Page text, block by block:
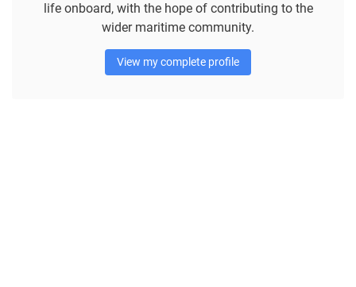
life onboard, with the hope of contributing to the
wider maritime community.
View my complete profile